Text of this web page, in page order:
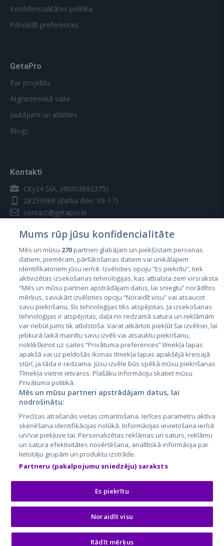
Konfidencialitātes politika
Pārvaldīt preferences
GetaPro
Par projektu
Atgriezeniskā saite
Jautājumi un atbildes
Blogs
Kontakti
City24 SIA, (40003692375)
28259069 (darba dien. 09-17)
contact@getapro.lv
Valstis
Igaunija
Latvija
Lietuva
City24.lv
City24.ee
GetaPro.lv
GetaPro.ee
Skelbiu.lt
Autoplius.lt
Aruodas.lt
CVbankas.lt
Kainos.lt
Paslaugos.lt
auto24.ee
Osta.ee
KuldneBörs.ee
© 2026 GetaPro. Visas tiesības aizsargātas.
Mums rūp jūsu konfidencialitāte
Mēs un mūsu 270partneri glabājam un piekļūstam personas
datiem, piemēram, pārlūkošanas datiem vai unikālajiem
identifikatoriem jūsu ierīcē. Izvēloties opciju “Es piekrītu”, tiek
aktivizētas izsekošanas tehnoloģijas, kas atbalsta zem virsraksta
“Mēs un mūsu partneri apstrādājam datus, lai sniegtu” norādītos
mērķus, savukārt izvēloties opciju “Noraidīt visu” vai atsaucot
savu piekrišanu, šīs tehnoloģijas tiks atspējotas. Ja izsekošanas
tehnoloģijas ir atspējotas, daļa no redzamā satura un reklāmām
var nebūt jums tik atbilstoša. Varat atkārtoti piekļūt šai izvēlnei, lai
jebkurā laikā mainītu savu izvēli vai atsauktu piekrišanu,
noklikšķinot uz saites “Privātuma preferences” tīmekļa lapas
apakšā vai uz peldošās ikonas tīmekļa lapas apakšējā kreisajā
stūrī, ja tāda ir redzama. Jūsu izvēle būs spēkā mūsu piekrišanas
Tīmekļa vietne ietvaros. Plašāku informāciju skatiet mūsu
Privātuma politikā.
Mēs un mūsu partneri apstrādājam datus, lai
nodrošinātu:
Precīzas atrašanās vietas izmantošana. Ierīces parametru aktīva
skenēšana identifikācijas nolūkā. Informācijas ievietošana ierīcē
un/vai piekļuve tai. Personalizētas reklāmas un saturs, reklāmu
un satura efektivitātes novērtēšana, analītiskā informācija par
lietotāju grupām un produktu izstrāde.
Partneru (pakalpojumu sniedzēju) saraksts
Es piekrītu
Noraidīt visu
Rādīt mērķus